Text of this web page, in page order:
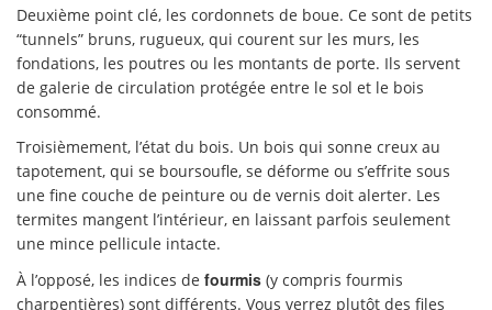
Deuxième point clé, les cordonnets de boue. Ce sont de petits
“tunnels” bruns, rugueux, qui courent sur les murs, les
fondations, les poutres ou les montants de porte. Ils servent
de galerie de circulation protégée entre le sol et le bois
consommé.
Troisièmement, l’état du bois. Un bois qui sonne creux au
tapotement, qui se boursoufle, se déforme ou s’effrite sous
une fine couche de peinture ou de vernis doit alerter. Les
termites mangent l’intérieur, en laissant parfois seulement
une mince pellicule intacte.
À l’opposé, les indices de fourmis (y compris fourmis
charpentières) sont différents. Vous verrez plutôt des files